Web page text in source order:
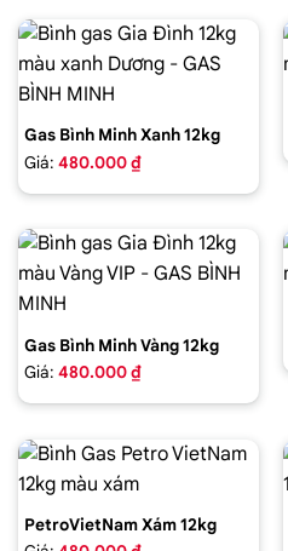
Gas Bình Minh Xanh 12kg
Giá: 480.000 ₫
Gas Bình Minh Vàng 12kg
Giá: 480.000 ₫
PetroVietNam Xám 12kg